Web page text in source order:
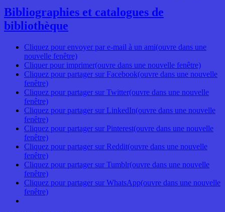
Bibliographies et catalogues de
bibliothèque
Cliquez pour envoyer par e-mail à un ami(ouvre dans une
nouvelle fenêtre)
Cliquer pour imprimer(ouvre dans une nouvelle fenêtre)
Cliquez pour partager sur Facebook(ouvre dans une nouvelle
fenêtre)
Cliquez pour partager sur Twitter(ouvre dans une nouvelle
fenêtre)
Cliquez pour partager sur LinkedIn(ouvre dans une nouvelle
fenêtre)
Cliquez pour partager sur Pinterest(ouvre dans une nouvelle
fenêtre)
Cliquez pour partager sur Reddit(ouvre dans une nouvelle
fenêtre)
Cliquez pour partager sur Tumblr(ouvre dans une nouvelle
fenêtre)
Cliquez pour partager sur WhatsApp(ouvre dans une nouvelle
fenêtre)